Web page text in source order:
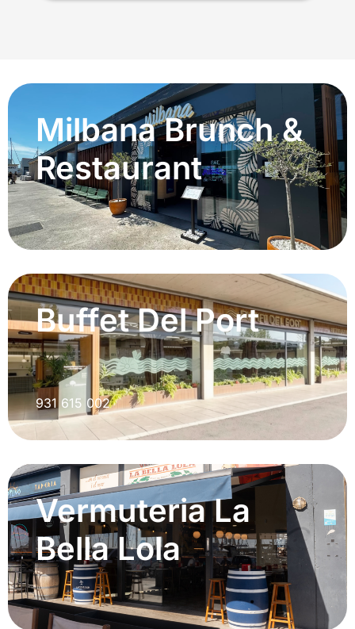
Milbana Brunch &
Restaurant
Buffet Del Port
931 615 002
Vermuteria La
Bella Lola